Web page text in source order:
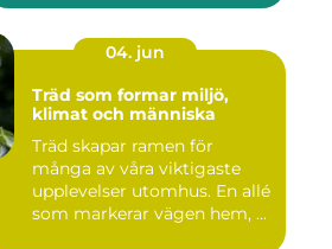
04. jun
Träd som formar miljö,
klimat och människa
Träd skapar ramen för
många av våra viktigaste
upplevelser utomhus. En allé
som markerar vägen hem, ...